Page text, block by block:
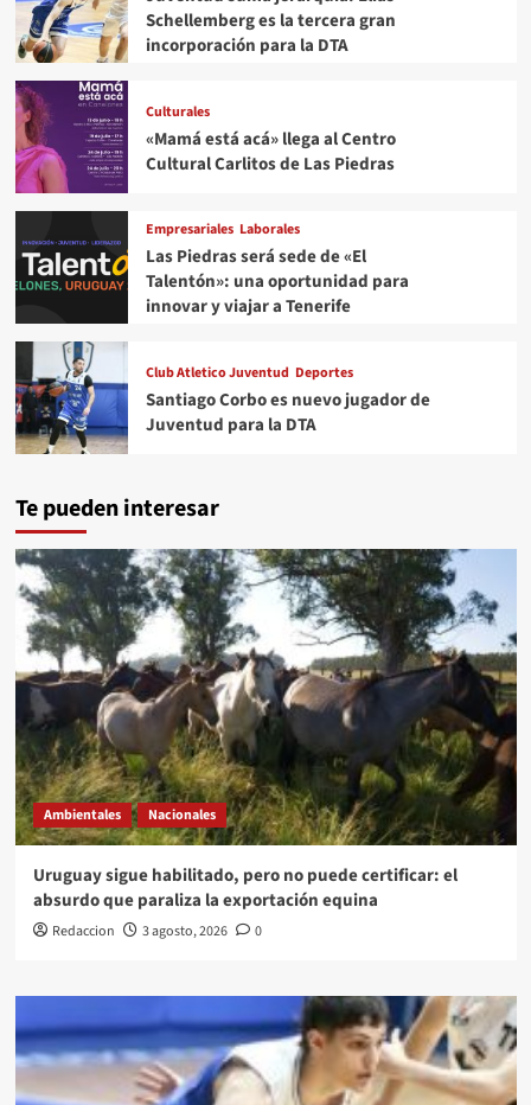
Schellemberg es la tercera gran
incorporación para la DTA
Culturales
«Mamá está acá» llega al Centro
Cultural Carlitos de Las Piedras
Empresariales Laborales
Las Piedras será sede de «El
Talentón»: una oportunidad para
innovar y viajar a Tenerife
Club Atletico Juventud Deportes
Santiago Corbo es nuevo jugador de
Juventud para la DTA
Te pueden interesar
Ambientales Nacionales
Uruguay sigue habilitado, pero no puede certificar: el
absurdo que paraliza la exportación equina
Redaccion 3 agosto, 2026 0